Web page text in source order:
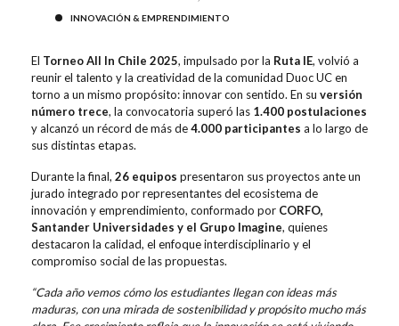
INNOVACIÓN & EMPRENDIMIENTO
El Torneo All In Chile 2025, impulsado por la Ruta IE, volvió a
reunir el talento y la creatividad de la comunidad Duoc UC en
torno a un mismo propósito: innovar con sentido. En su versión
número trece, la convocatoria superó las 1.400 postulaciones
y alcanzó un récord de más de4.000 participantes a lo largo de
sus distintas etapas.
Durante la final, 26 equipos presentaron sus proyectos ante un
jurado integrado por representantes del ecosistema de
innovación y emprendimiento, conformado por CORFO,
Santander Universidades y el Grupo Imagine, quienes
destacaron la calidad, el enfoque interdisciplinario y el
compromiso social de las propuestas.
“Cada año vemos cómo los estudiantes llegan con ideas más
maduras, con una mirada de sostenibilidad y propósito mucho más